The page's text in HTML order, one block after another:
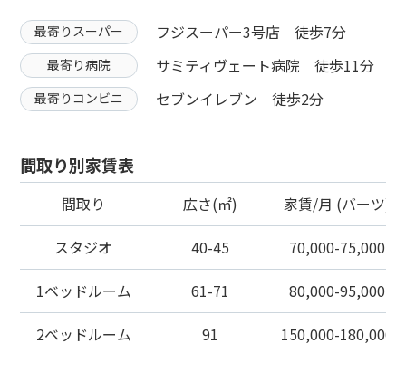
最寄りスーパー フジスーパー3号店 徒歩7分
最寄り病院 サミティヴェート病院 徒歩11分
最寄りコンビニ セブンイレブン 徒歩2分
間取り別家賃表
間取り 広さ(㎡)
家賃/月 (バーツ)
スタジオ
40-45
70,000-75,000
1ベッドルーム
61-71
80,000-95,000
2ベッドルーム
91 150,000-180,000